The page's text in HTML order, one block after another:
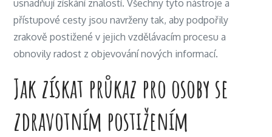
usnadňují získání znalostí. Všechny tyto nástroje a
přístupové cesty jsou navrženy tak, aby podpořily
zrakově postižené v jejich vzdělávacím procesu a
obnovily radost z objevování nových informací.
Jak získat průkaz pro osoby se
zdravotním postižením